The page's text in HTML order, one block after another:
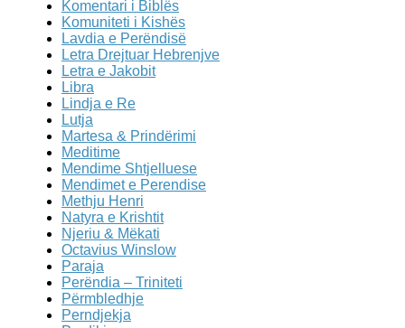
Komentari i Biblës
Komuniteti i Kishës
Lavdia e Perëndisë
Letra Drejtuar Hebrenjve
Letra e Jakobit
Libra
Lindja e Re
Lutja
Martesa & Prindërimi
Meditime
Mendime Shtjelluese
Mendimet e Perendise
Methju Henri
Natyra e Krishtit
Njeriu & Mëkati
Octavius Winslow
Paraja
Perëndia – Triniteti
Përmbledhje
Perndjekja